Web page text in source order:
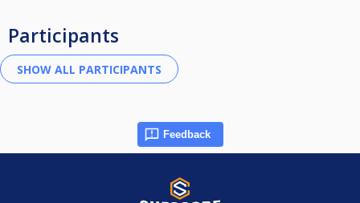
Participants
Feedback